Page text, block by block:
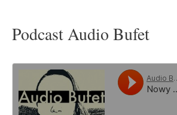
Podcast Audio Bufet